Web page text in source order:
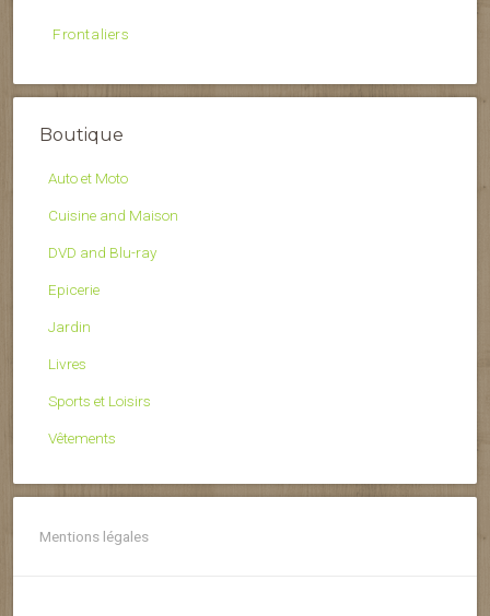
Frontaliers
Boutique
Auto et Moto
Cuisine and Maison
DVD and Blu-ray
Epicerie
Jardin
Livres
Sports et Loisirs
Vêtements
Mentions légales